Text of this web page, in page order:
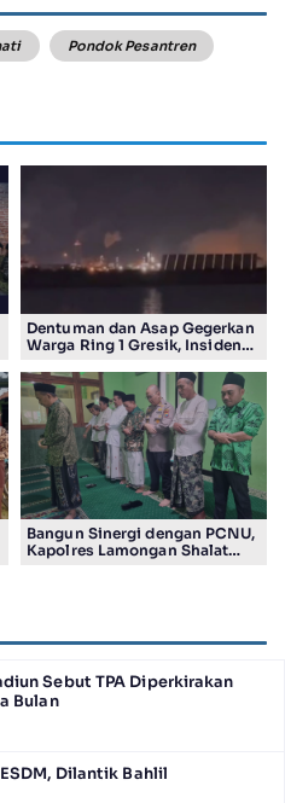
Pondok Pesantren
Dentuman dan Asap Gegerkan
Warga Ring 1 Gresik, Insiden
Smelting
Bangun Sinergi dengan PCNU,
Kapolres Lamongan Shalat
Sebut TPA Diperkirakan
Bulan
Dilantik Bahlil